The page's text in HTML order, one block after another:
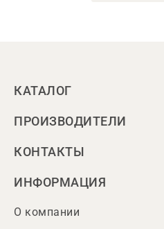
КАТАЛОГ
ПРОИЗВОДИТЕЛИ
КОНТАКТЫ
ИНФОРМАЦИЯ
О компании